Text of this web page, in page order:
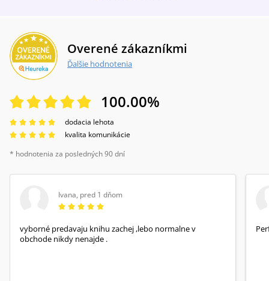
Overené zákazníkmi
Ďalšie hodnotenia
100.00%
dodacia lehota
kvalita komunikácie
* hodnotenia za posledných 90 dní
Ivana, pred 1 dňom
vyborné predavaju knihu zachej ,lebo normalne v
obchode nikdy nenajde .